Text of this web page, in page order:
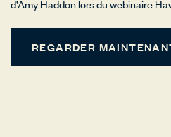
d’Amy Haddon lors du webinaire
REGARDER